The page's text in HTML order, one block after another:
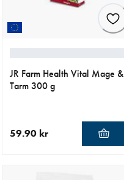
JR Farm Health Vital Mage &
Tarm 300 g
59.90 kr